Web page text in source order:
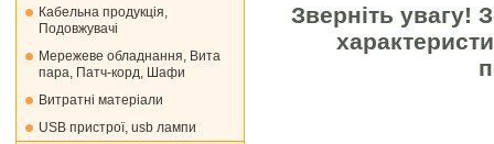
Кабельна продукція,
Подовжувачі
Мережеве обладнання, Вита
пара, Патч-корд, Шафи
Витратні матеріали
USB пристрої, usb лампи
Зверніть увагу!